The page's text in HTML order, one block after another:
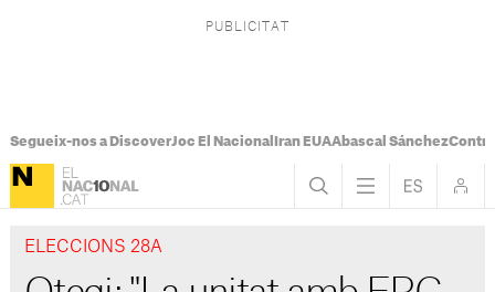
Segueix-nos a DiscoverJoc El Nacional Iran EUAAbascal Sánchez
ELECCIONS 28A